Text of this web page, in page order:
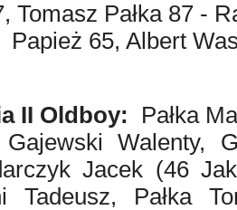
Tomasz Pałka 87 -
Papież 65, Albert
II Oldboy: Pałka
Walenty,
Jacek (46
Tadeusz, Pałka